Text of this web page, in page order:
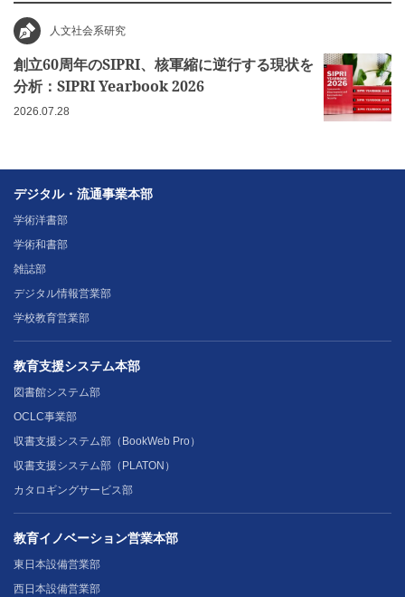
人文社会系研究
創立60周年のSIPRI、核軍縮に逆行する現状を
分析：SIPRI Yearbook 2026
2026.07.28
デジタル・流通事業本部
学術洋書部
学術和書部
雑誌部
デジタル情報営業部
学校教育営業部
教育支援システム本部
図書館システム部
OCLC事業部
収書支援システム部（BookWeb Pro）
収書支援システム部（PLATON）
カタロギングサービス部
教育イノベーション営業本部
東日本設備営業部
西日本設備営業部